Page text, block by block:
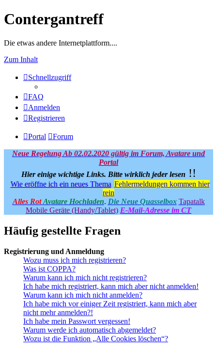
Contergantreff
Die etwas andere Internetplattform....
Zum Inhalt
Schnellzugriff
FAQ
Anmelden
Registrieren
Portal Forum
Neue Regelung Ab 02.02.2020 gültig im Forum, Avatare und
Portal
Hier einige wichtige Links. Bitte wirklich jeder lesen !!
Wie eröffne ich ein neues Thema Fehlermeldungen kommen hier
rein
Alles Rot Avatare Hochladen. Die Neue Quasselbox Tapatalk
Mobile Geräte (Handy/Tablet) E-Mail-Adresse im CT
Häufig gestellte Fragen
Registrierung und Anmeldung
Wozu muss ich mich registrieren?
Was ist COPPA?
Warum kann ich mich nicht registrieren?
Ich habe mich registriert, kann mich aber nicht anmelden!
Warum kann ich mich nicht anmelden?
Ich habe mich vor einiger Zeit registriert, kann mich aber
nicht mehr anmelden?!
Ich habe mein Passwort vergessen!
Warum werde ich automatisch abgemeldet?
Wozu ist die Funktion „Alle Cookies löschen“?